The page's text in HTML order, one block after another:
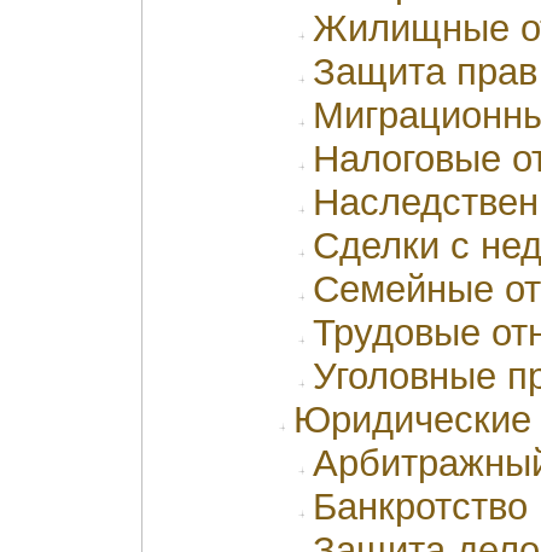
Жилищные
Защита
Налоговые
Сделки с
Семейные
Трудовые
Уголовные
Юридические
Банкротство